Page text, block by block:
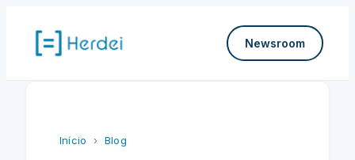
Newsroom
Início › Blog